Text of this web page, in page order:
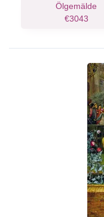
Ölgemälde
€3043